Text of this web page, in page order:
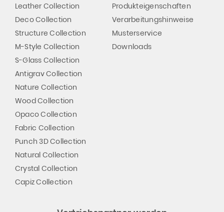
Leather Collection
Deco Collection
Structure Collection
M-Style Collection
S-Glass Collection
Antigrav Collection
Nature Collection
Wood Collection
Opaco Collection
Fabric Collection
Punch 3D Collection
Natural Collection
Crystal Collection
Capiz Collection
Produkteigenschaften
Verarbeitungshinweise
Musterservice
Downloads